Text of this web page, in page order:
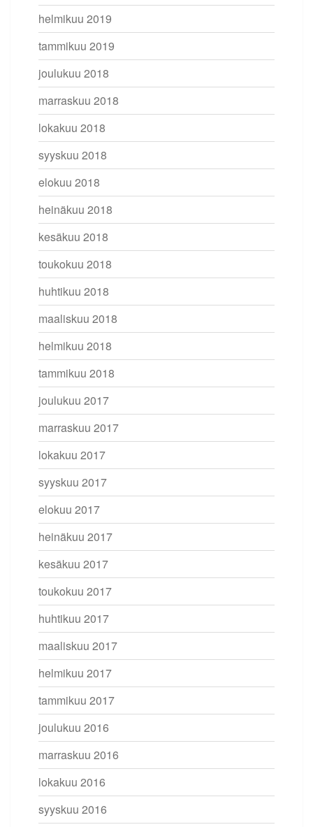
helmikuu 2019
tammikuu 2019
joulukuu 2018
marraskuu 2018
lokakuu 2018
syyskuu 2018
elokuu 2018
heinäkuu 2018
kesäkuu 2018
toukokuu 2018
huhtikuu 2018
maaliskuu 2018
helmikuu 2018
tammikuu 2018
joulukuu 2017
marraskuu 2017
lokakuu 2017
syyskuu 2017
elokuu 2017
heinäkuu 2017
kesäkuu 2017
toukokuu 2017
huhtikuu 2017
maaliskuu 2017
helmikuu 2017
tammikuu 2017
joulukuu 2016
marraskuu 2016
lokakuu 2016
syyskuu 2016